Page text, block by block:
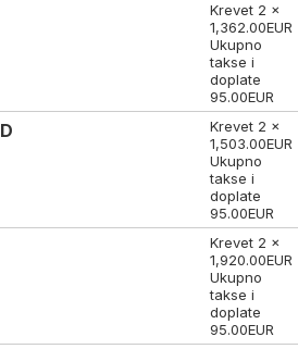
Krevet 2 x
1,362.00EUR
Ukupno
takse i
doplate
95.00EUR
Krevet 2 x
1,503.00EUR
Ukupno
takse i
doplate
95.00EUR
Krevet 2 x
1,920.00EUR
Ukupno
takse i
doplate
95.00EUR